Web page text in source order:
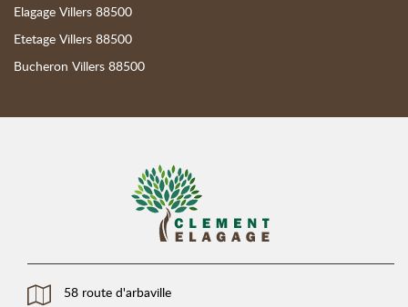
Elagage Villers 88500
Etetage Villers 88500
Bucheron Villers 88500
58 route d'arbaville